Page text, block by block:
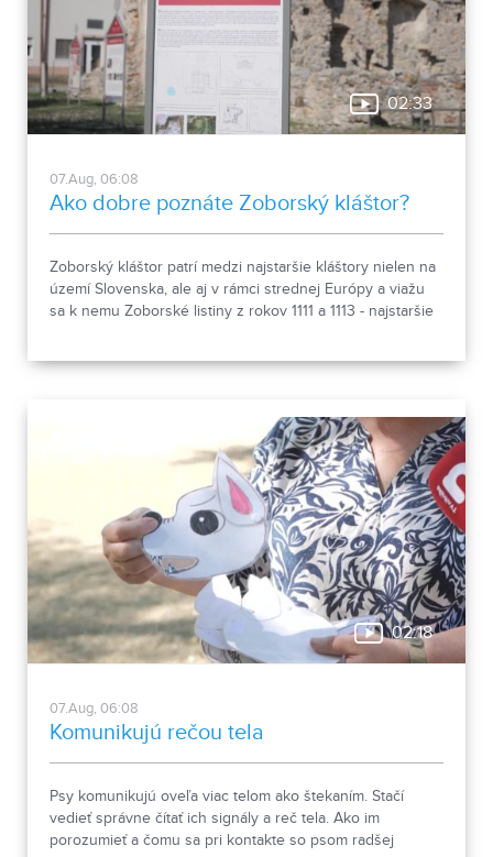
02:33
07.Aug, 06:08
Ako dobre poznáte Zoborský kláštor?
Zoborský kláštor patrí medzi najstaršie kláštory nielen na
území Slovenska, ale aj v rámci strednej Európy a viažu
sa k nemu Zoborské listiny z rokov 1111 a 1113 - najstaršie
02:18
07.Aug, 06:08
Komunikujú rečou tela
Psy komunikujú oveľa viac telom ako štekaním. Stačí
vedieť správne čítať ich signály a reč tela. Ako im
porozumieť a čomu sa pri kontakte so psom radšej